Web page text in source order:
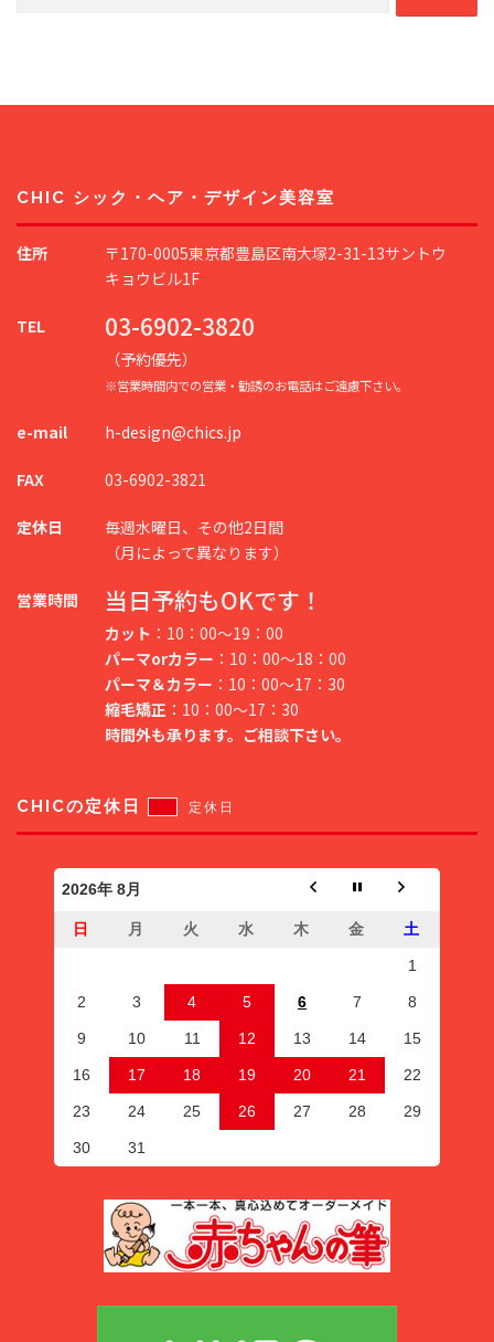
CHIC シック・ヘア・デザイン美容室
住所
〒170-0005東京都豊島区南大塚2-31-13サントウ
キョウビル1F
TEL 03-6902-3820
（予約優先）
※営業時間内での営業・勧誘のお電話はご遠慮下さい。
e-mail h-design@chics.jp
FAX 03-6902-3821
定休日
毎週水曜日、その他2日間
（月によって異なります）
営業時間 当日予約もOKです！
カット ：10：00～19：00
パーマorカラー ：10：00～18：00
パーマ＆カラー ：10：00～17：30
縮毛矯正 ：10：00～17：30
時間外も承ります。ご相談下さい。
CHICの定休日 定休日
2026年 8月
日 月 火 水 木 金 土
1
2 3 4 5 6 7 8
9 10 11 12 13 14 15
16 17 18 19 20 21 22
23 24 25 26 27 28 29
30 31